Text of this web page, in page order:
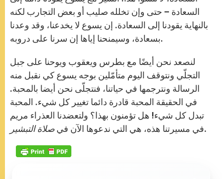
السعادة – حتى وإن تخلله صليب أو بعض التجارب لكنه
بالنهاية يقودنا إلى السعادة. إن يسوع لا يخدعنا، وقد وعدنا
بسعادة، وسيمنحنا إياها إن سرنا على دروبه.
لنصعد نحن أيضًا مع بطرس ويعقوب ويوحنا على جبل
التجلّي ونتوقف اليوم متأمّلين بوجه يسوع كي نقبل منه
الرسالة ونترجمها في حياتنا، فنتجلّى نحن أيضا بالمحبة.
في الحقيقة المحبة قادرة دائما تغيير كل شيء. المحبة
تبدل كل شيء! هل تؤمنون بهذا؟ ولتعضدنا العذراء مريم
في مسيرتنا هذه، هي التي ندعوها الآن في صلاة التبشير .